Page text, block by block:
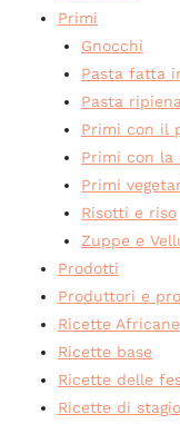
Primi
Gnocchi
Pasta fatta
Pasta ripiena
Primi con il
Primi con la
Primi
Risotti e riso
Zuppe e
Prodotti
Produttori e
Ricette Africane
Ricette base
Ricette delle
Ricette di